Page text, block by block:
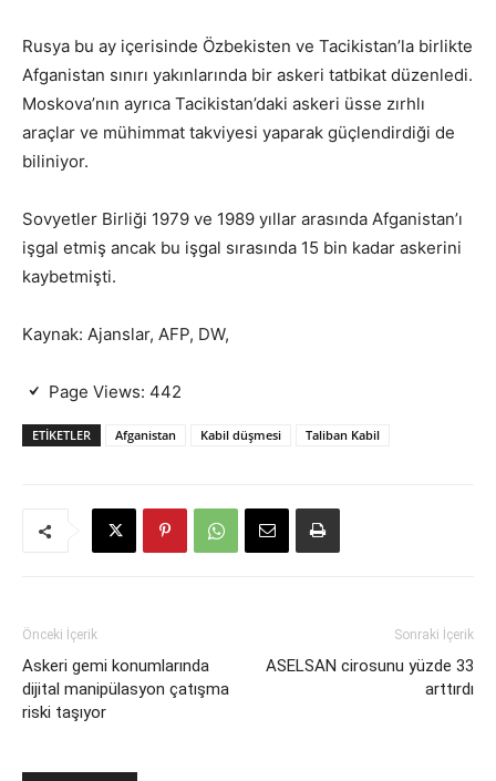
Rusya bu ay içerisinde Özbekisten ve Tacikistan’la birlikte
Afganistan sınırı yakınlarında bir askeri tatbikat düzenledi.
Moskova’nın ayrıca Tacikistan’daki askeri üsse zırhlı
araçlar ve mühimmat takviyesi yaparak güçlendirdiği de
biliniyor.
Sovyetler Birliği 1979 ve 1989 yıllar arasında Afganistan’ı
işgal etmiş ancak bu işgal sırasında 15 bin kadar askerini
kaybetmişti.
Kaynak: Ajanslar, AFP, DW,
Page Views: 442
ETIKETLER Afganistan Kabil düşmesi Taliban Kabil
Önceki İçerik
Askeri gemi konumlarında
dijital manipülasyon çatışma
riski taşıyor
Sonraki İçerik
ASELSAN cirosunu yüzde 33
arttırdı